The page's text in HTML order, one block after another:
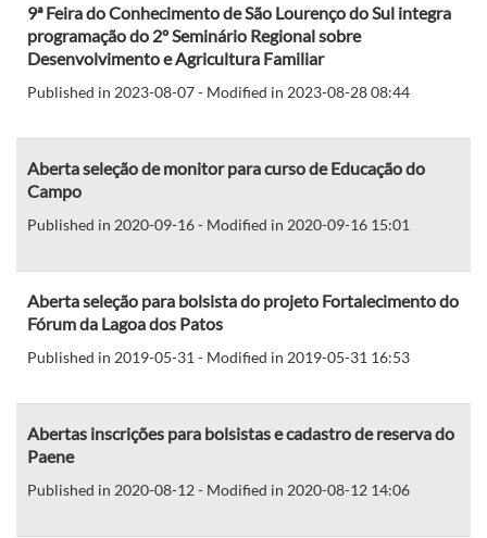
9ª Feira do Conhecimento de São Lourenço do Sul integra
programação do 2º Seminário Regional sobre
Desenvolvimento e Agricultura Familiar
Published in 2023-08-07 - Modified in 2023-08-28 08:44
Aberta seleção de monitor para curso de Educação do
Campo
Published in 2020-09-16 - Modified in 2020-09-16 15:01
Aberta seleção para bolsista do projeto Fortalecimento do
Fórum da Lagoa dos Patos
Published in 2019-05-31 - Modified in 2019-05-31 16:53
Abertas inscrições para bolsistas e cadastro de reserva do
Paene
Published in 2020-08-12 - Modified in 2020-08-12 14:06